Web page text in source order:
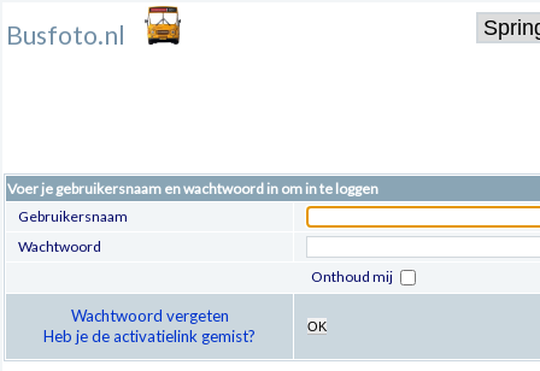
Busfoto.nl
Voer je gebruikersnaam en wachtwoord in om in te loggen
Gebruikersnaam
Wachtwoord
Onthoud mij
Wachtwoord vergeten
Heb je de activatielink gemist?
OK